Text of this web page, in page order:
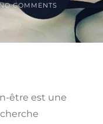
COMMENTS
être est une